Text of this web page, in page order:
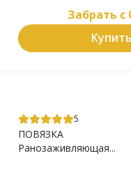
Забрать c
Купить
5
ПОВЯЗКА
Ранозаживляющая...